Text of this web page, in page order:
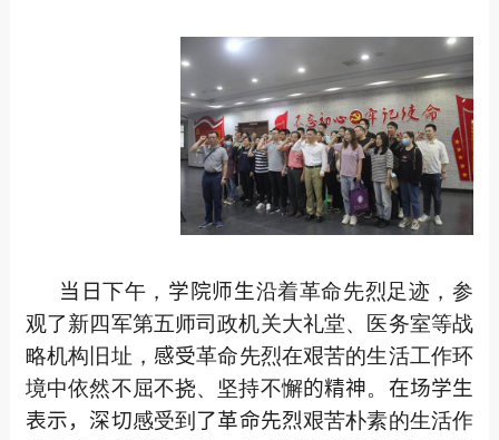
当日下午， 学院师生沿着革命先烈足迹，参
观了新四军第五师司政机关大礼堂、医务室等战
略机构旧址， 感受革命先烈在艰苦的生活工作环
境中依然不屈不挠、坚持不懈的精神。 在场学生
表示，深切感受到 了革命先烈艰苦朴素的生活作